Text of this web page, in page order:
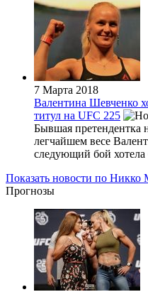
7 Марта 2018
Валентина Шевченко
титул на UFC 225
Бывшая претендентка
легчайшем весе
следующий бой
Показать новости по Никко
Прогнозы